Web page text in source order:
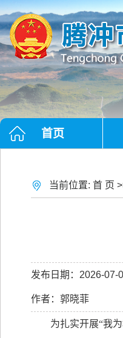
首页
当前位置: 首 页
发布日期：2026-07-
作者：郭晓菲
为扎实开展“我